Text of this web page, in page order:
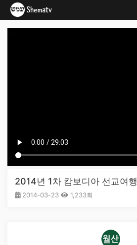
2014년 1차 캄보디아 선교여행
2014-03-23 1,233회